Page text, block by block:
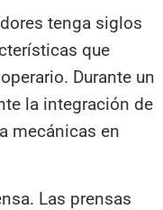
tenga siglos
que
Durante un
la integración de
mecánicas en
Las prensas